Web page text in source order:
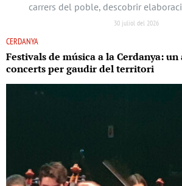
carrers del poble, descobrir
30 juliol del 2026
CERDANYA
Festivals de música a la Cerdanya:
concerts per gaudir del territori